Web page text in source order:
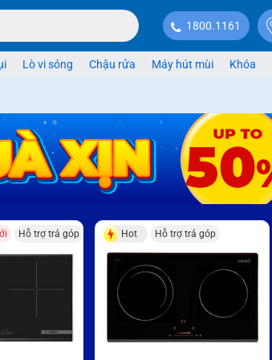
1800.1161
Lò vi sóng Chậu rửa Máy hút mùi Khóa
Hỗ trợ trả góp Hot Hỗ trợ trả góp